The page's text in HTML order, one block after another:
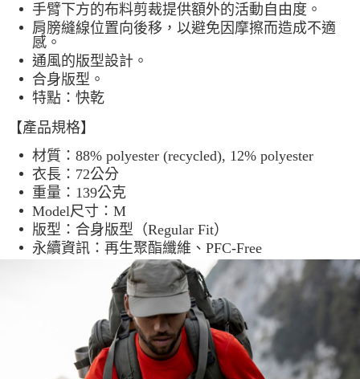
手臂下方的布料剪裁提供額外的活動自由度。
肩膀縫線位置向後移，以避免因摩擦而造成不適
感。
通風的版型設計。
合身版型。
特點：快乾
【產品規格】
材質：88% polyester (recycled), 12% polyester
衣長：72公分
重量：139公克
Model尺寸：M
版型：合身版型（Regular Fit）
永續資訊：再生聚酯纖維、PFC-Free